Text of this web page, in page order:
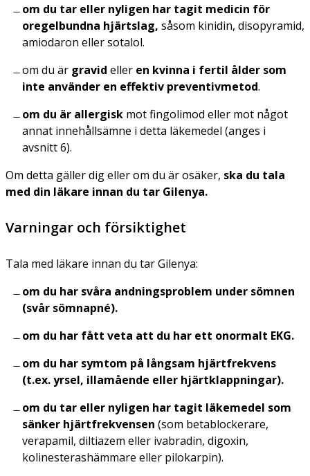
om du tar eller nyligen har tagit medicin för
oregelbundna hjärtslag, såsom kinidin, disopyramid,
amiodaron eller sotalol.
om du är gravid eller en kvinna i fertil ålder som
inte använder en effektiv preventivmetod.
om du är allergisk mot fingolimod eller mot något
annat innehållsämne i detta läkemedel (anges i
avsnitt 6).
Om detta gäller dig eller om du är osäker, ska du tala
med din läkare innan du tar Gilenya.
Varningar och försiktighet
Tala med läkare innan du tar Gilenya:
om du har svåra andningsproblem under sömnen
(svår sömnapné).
om du har fått veta att du har ett onormalt EKG.
om du har symtom på långsam hjärtfrekvens
(t.ex. yrsel, illamående eller hjärtklappningar).
om du tar eller nyligen har tagit läkemedel som
sänker hjärtfrekvensen (som betablockerare,
verapamil, diltiazem eller ivabradin, digoxin,
kolinesterashämmare eller pilokarpin).